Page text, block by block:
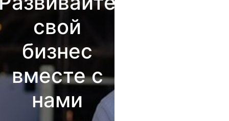
свой
бизнес
вместе с
нами